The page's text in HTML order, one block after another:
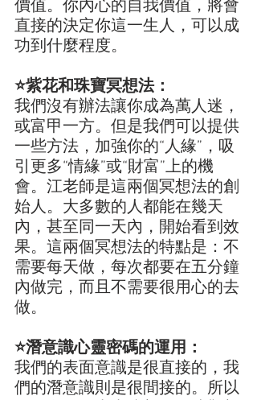
價值。你內心的自我價值，將會
直接的決定你這一生人，可以成
功到什麼程度。
⭐️紫花和珠寶冥想法：
我們沒有辦法讓你成為萬人迷，
或富甲一方。但是我們可以提供
一些方法，加強你的“人緣”，吸
引更多“情緣”或“財富”上的機
會。江老師是這兩個冥想法的創
始人。大多數的人都能在幾天
內，甚至同一天內，開始看到效
果。這兩個冥想法的特點是：不
需要每天做，每次都要在五分鐘
內做完，而且不需要很用心的去
做。
⭐️潛意識心靈密碼的運用：
我們的表面意識是很直接的，我
們的潛意識則是很間接的。所以